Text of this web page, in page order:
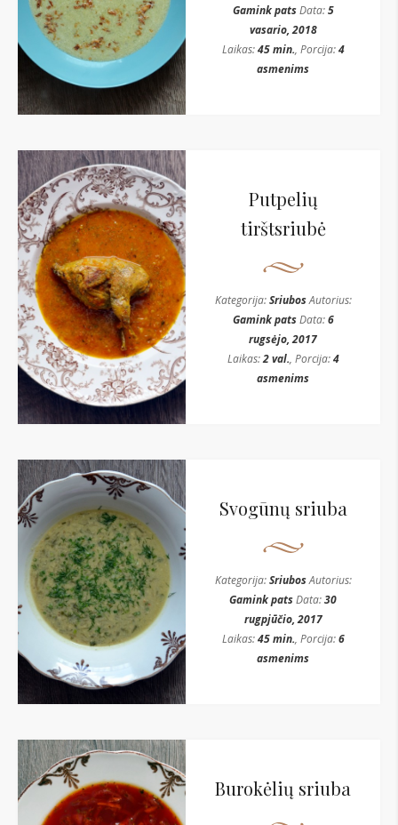
Gamink patsData:5
vasario, 2018
Laikas:45 min., Porcija:4
asmenims
Putpelių
tirštsriubė
Kategorija:SriubosAutorius:
Gamink patsData:6
rugsėjo, 2017
Laikas:2 val., Porcija:4
asmenims
Svogūnų sriuba
Kategorija:SriubosAutorius:
Gamink patsData:30
rugpjūčio, 2017
Laikas:45 min., Porcija:6
asmenims
Burokėlių sriuba